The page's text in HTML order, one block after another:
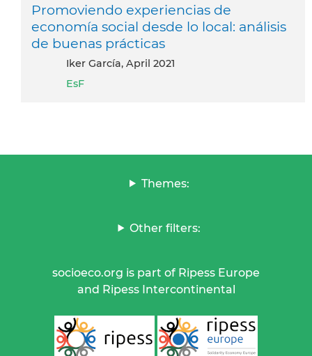
Promoviendo experiencias de
economía social desde lo local: análisis
de buenas prácticas
Iker García, April 2021
EsF
Themes:
Other filters:
socioeco.org is part of Ripess Europe
and Ripess Intercontinental